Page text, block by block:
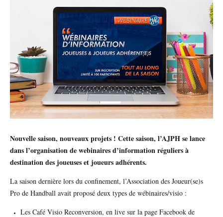
Nouvelle saison, nouveaux projets ! Cette saison, l’AJPH se lance
dans l’organisation de webinaires d’information réguliers à
destination des joueuses et joueurs adhérents.
La saison dernière lors du confinement, l’Association des Joueur(se)s
Pro de Handball avait proposé deux types de wébinaires/visio :
Les Café Visio Reconversion, en live sur la page Facebook de